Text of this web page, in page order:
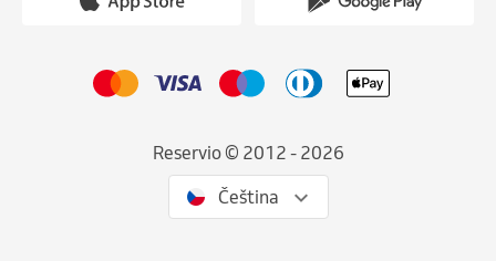
Reservio © 2012 - 2026
Čeština